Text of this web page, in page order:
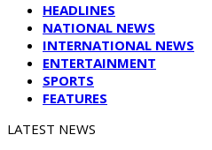
HEADLINES
NATIONAL NEWS
INTERNATIONAL NEWS
ENTERTAINMENT
SPORTS
FEATURES
LATEST NEWS